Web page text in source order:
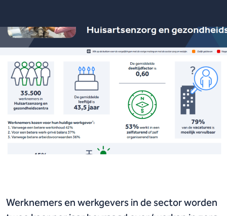
Werknemers en werkgevers in de sector worden